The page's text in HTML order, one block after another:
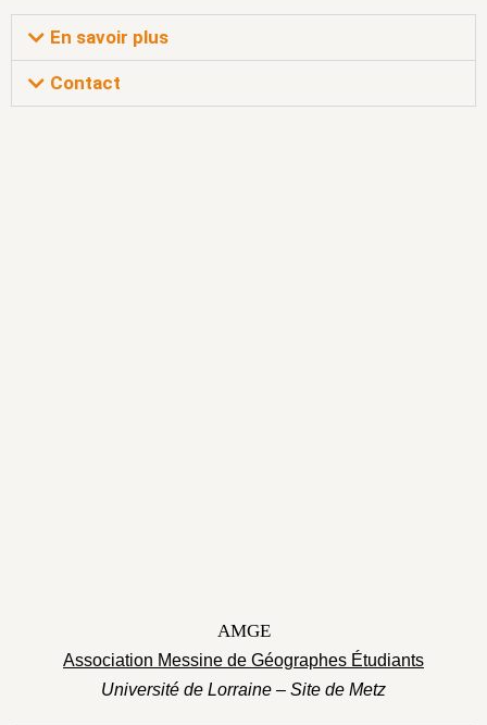
En savoir plus
Contact
AMGE
Association Messine de Géographes Étudiants
Université de Lorraine – Site de Metz